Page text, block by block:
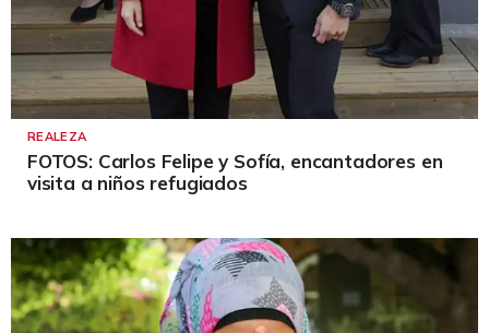
REALEZA
FOTOS: Carlos Felipe y Sofía, encantadores en
visita a niños refugiados